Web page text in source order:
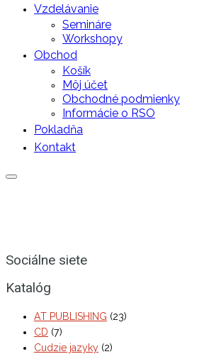
Vzdelávanie
Semináre
Workshopy
Obchod
Košík
Môj účet
Obchodné podmienky
Informácie o RSO
Pokladňa
Kontakt
Sociálne siete
Katalóg
AT PUBLISHING (23)
CD (7)
Cudzie jazyky (2)